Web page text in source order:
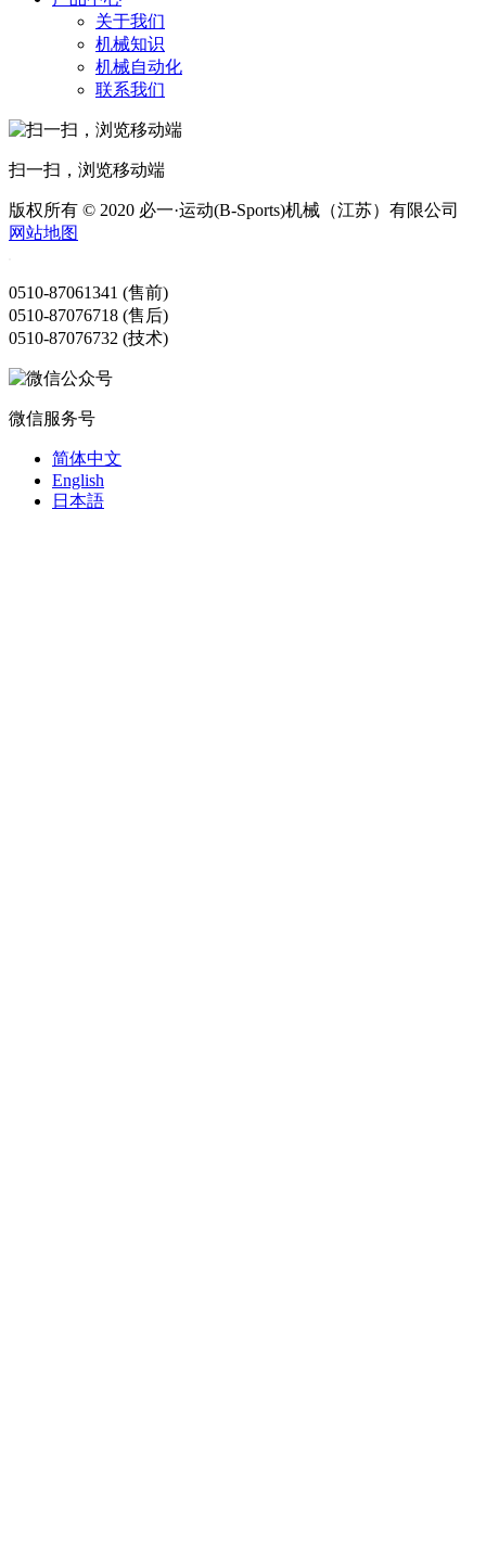
关于我们
机械知识
机械自动化
联系我们
扫一扫，浏览移动端
版权所有 © 2020 必一·运动(B-Sports)机械（江苏）有限公司
网站地图
0510-87061341 (售前)
0510-87076718 (售后)
0510-87076732 (技术)
微信服务号
简体中文
English
日本語